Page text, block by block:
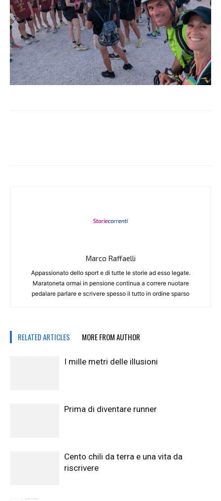
Marco Raffaelli
Appassionato dello sport e di tutte le storie ad esso legate.
Maratoneta ormai in pensione continua a correre nuotare
pedalare parlare e scrivere spesso il tutto in ordine sparso
RELATED ARTICLES MORE FROM AUTHOR
I mille metri delle illusioni
Prima di diventare runner
Cento chili da terra e una vita da
riscrivere